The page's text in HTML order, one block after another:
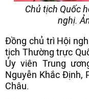
Chủ tịch Quốc
nghị.
Đồng chủ trì Hội
tịch Thường trực
Ủy viên Trung
Nguyễn Khắc Định,
Châu.